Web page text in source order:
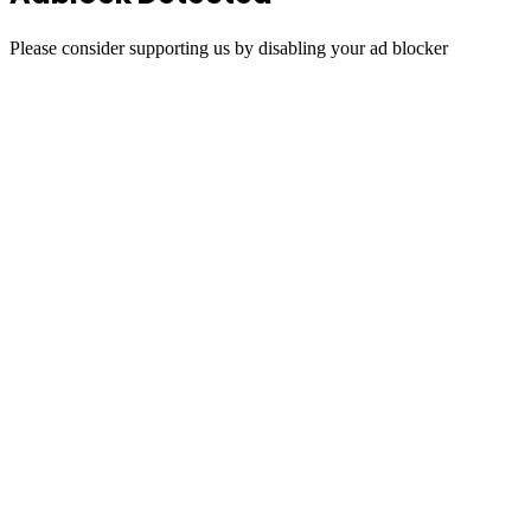
Please consider supporting us by disabling your ad blocker